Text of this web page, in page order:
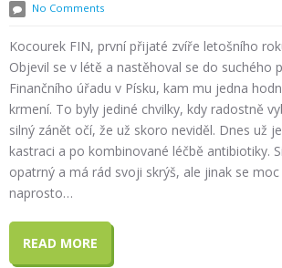
No Comments
Kocourek FIN, první přijaté zvíře letošního
Objevil se v létě a nastěhoval se do suchého
Finančního úřadu v Písku, kam mu jedna
krmení. To byly jediné chvilky, kdy radostně
silný zánět očí, že už skoro neviděl. Dnes už
kastraci a po kombinované léčbě antibiotiky.
opatrný a má rád svoji skrýš, ale jinak se
naprosto…
READ MORE